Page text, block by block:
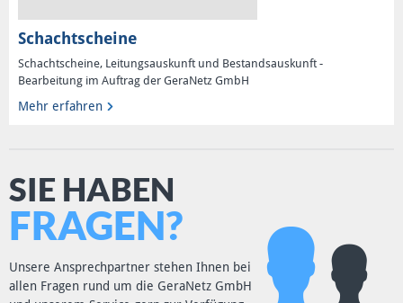
Schachtscheine
Schachtscheine, Leitungsauskunft und Bestandsauskunft -
Bearbeitung im Auftrag der GeraNetz GmbH
Mehr erfahren
SIE HABEN
FRAGEN?
Unsere Ansprechpartner stehen Ihnen bei
allen Fragen rund um die GeraNetz GmbH